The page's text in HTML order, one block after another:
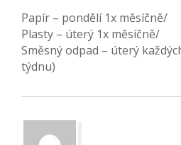
Papír – pondělí 1x měsíčně/
Plasty – úterý 1x měsíčně/
Směsný odpad – úterý
týdnu)